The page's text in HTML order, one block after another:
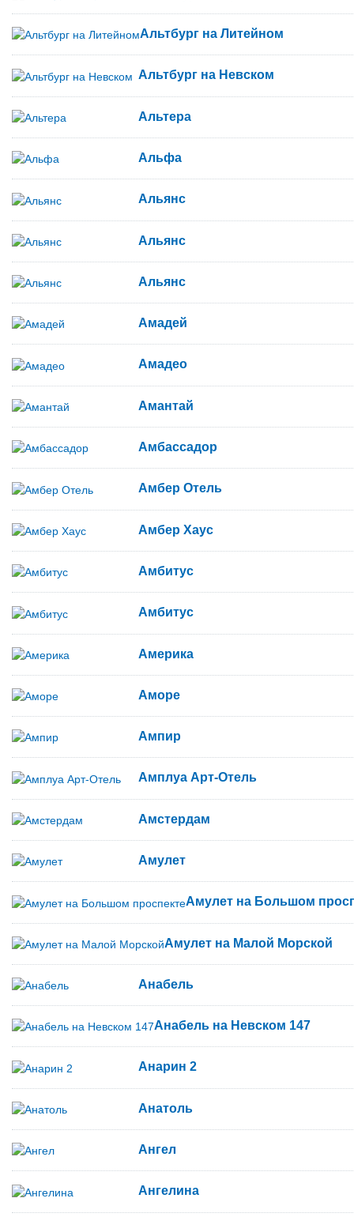
Альтбург на Литейном
Альтбург на Невском
Альтера
Альфа
Альянс
Альянс
Альянс
Амадей
Амадео
Амантай
Амбассадор
Амбер Отель
Амбер Хаус
Амбитус
Амбитус
Америка
Аморе
Ампир
Амплуа Арт-Отель
Амстердам
Амулет
Амулет на Большом
Амулет на Малой Морской
Анабель
Анабель на Невском 147
Анарин 2
Анатоль
Ангел
Ангелина